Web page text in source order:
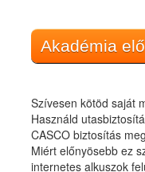
Akadémia
Szívesen kötöd saját
Használd
CASCO biztosítás
Miért előnyösebb ez
internetes alkuszok